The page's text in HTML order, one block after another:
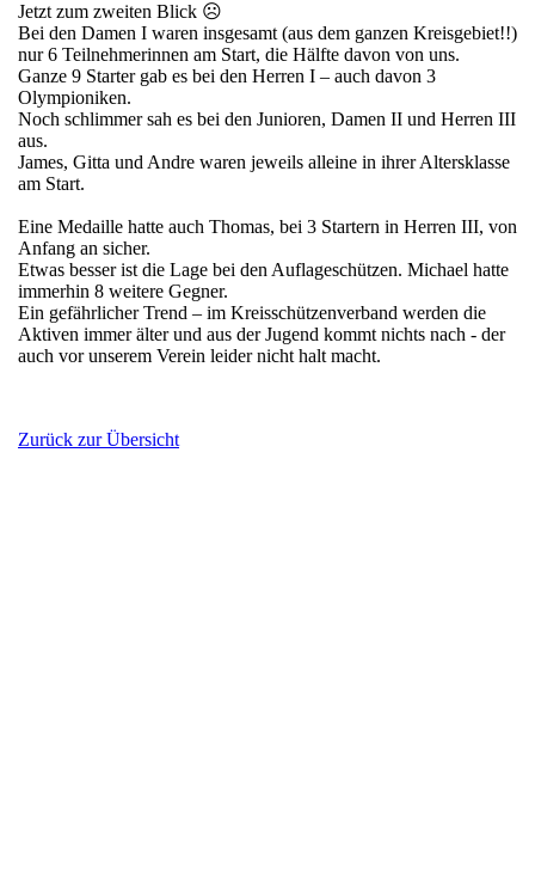
Jetzt zum zweiten Blick ☹
Bei den Damen I waren insgesamt (aus dem ganzen Kreisgebiet!!)
nur 6 Teilnehmerinnen am Start, die Hälfte davon von uns.
Ganze 9 Starter gab es bei den Herren I – auch davon 3
Olympioniken.
Noch schlimmer sah es bei den Junioren, Damen II und Herren III
aus.
James, Gitta und Andre waren jeweils alleine in ihrer Altersklasse
am Start.
Eine Medaille hatte auch Thomas, bei 3 Startern in Herren III, von
Anfang an sicher.
Etwas besser ist die Lage bei den Auflageschützen. Michael hatte
immerhin 8 weitere Gegner.
Ein gefährlicher Trend – im Kreisschützenverband werden die
Aktiven immer älter und aus der Jugend kommt nichts nach - der
auch vor unserem Verein leider nicht halt macht.
Zurück zur Übersicht